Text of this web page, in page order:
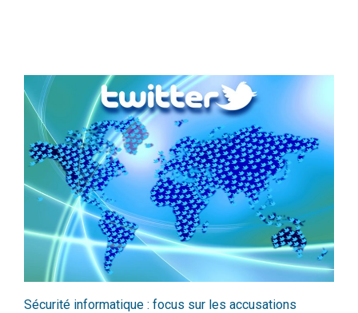
Sécurité informatique : focus sur les accusations